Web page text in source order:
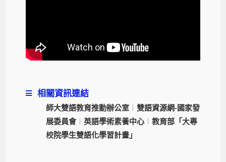
相關資訊連結
師大雙語教育推動辦公室 ︱雙語資源網-國家發
展委員會︱英語學術素養中心 ︱教育部「大專
校院學生雙語化學習計畫」